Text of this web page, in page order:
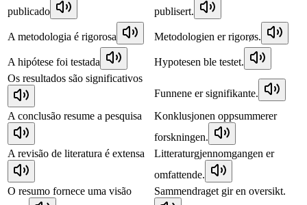
publicado
publisert.
A metodologia é rigorosa Metodologien er rigorøs.
A hipótese foi testada
Hypotesen ble testet.
Os resultados são significativos
Funnene er signifikante.
A conclusão resume a pesquisa
Konklusjonen oppsummerer
forskningen.
A revisão de literatura é extensa
Litteraturgjennomgangen er
omfattende.
O resumo fornece uma visão
Sammendraget gir en oversikt.